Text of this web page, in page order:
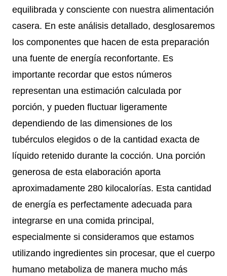
equilibrada y consciente con nuestra alimentación
casera. En este análisis detallado, desglosaremos
los componentes que hacen de esta preparación
una fuente de energía reconfortante. Es
importante recordar que estos números
representan una estimación calculada por
porción, y pueden fluctuar ligeramente
dependiendo de las dimensiones de los
tubérculos elegidos o de la cantidad exacta de
líquido retenido durante la cocción. Una porción
generosa de esta elaboración aporta
aproximadamente 280 kilocalorías. Esta cantidad
de energía es perfectamente adecuada para
integrarse en una comida principal,
especialmente si consideramos que estamos
utilizando ingredientes sin procesar, que el cuerpo
humano metaboliza de manera mucho más